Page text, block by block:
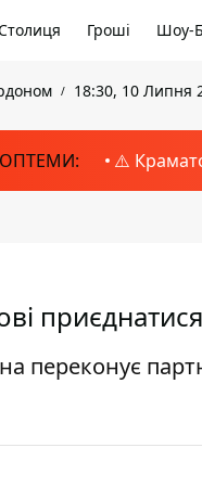
Гроші Шоу-
18:30, 10 Липня
⚠️
переконує